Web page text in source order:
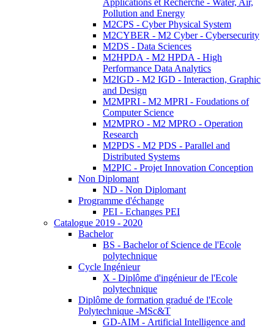
Applications et Recherche - Water, Air,
Pollution and Energy
M2CPS - Cyber Physical System
M2CYBER - M2 Cyber - Cybersecurity
M2DS - Data Sciences
M2HPDA - M2 HPDA - High
Performance Data Analytics
M2IGD - M2 IGD - Interaction, Graphic
and Design
M2MPRI - M2 MPRI - Foudations of
Computer Science
M2MPRO - M2 MPRO - Operation
Research
M2PDS - M2 PDS - Parallel and
Distributed Systems
M2PIC - Projet Innovation Conception
Non Diplomant
ND - Non Diplomant
Programme d'échange
PEI - Echanges PEI
Catalogue 2019 - 2020
Bachelor
BS - Bachelor of Science de l'Ecole
polytechnique
Cycle Ingénieur
X - Diplôme d'ingénieur de l'Ecole
polytechnique
Diplôme de formation gradué de l'Ecole
Polytechnique -MSc&T
GD-AIM - Artificial Intelligence and